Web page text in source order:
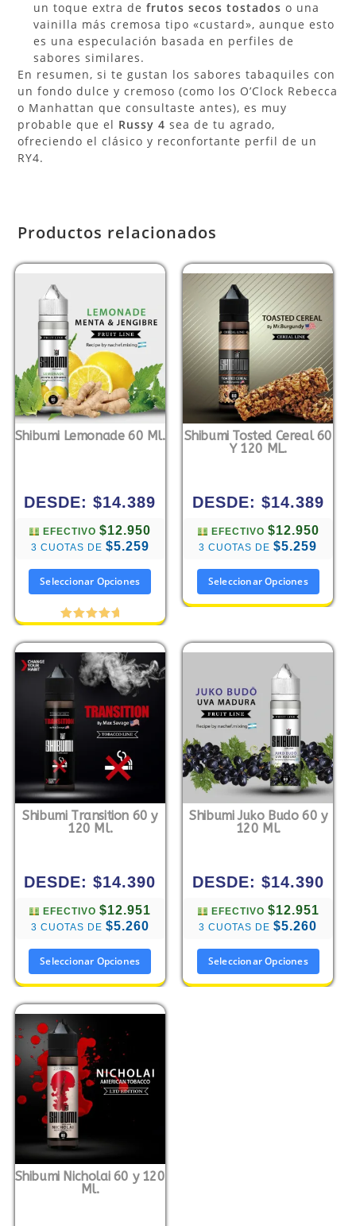
un toque extra defrutos secos tostados o una
vainilla más cremosa tipo «custard», aunque esto
es una especulación basada en perfiles de
sabores similares.
En resumen, si te gustan los sabores tabaquiles con
un fondo dulce y cremoso (como los O’Clock Rebecca
o Manhattan que consultaste antes), es muy
probable que el Russy 4 sea de tu agrado,
ofreciendo el clásico y reconfortante perfil de un
RY4.
Productos relacionados
Shibumi Lemonade 60 Ml.
DESDE:$14.389
EFECTIVO$12.950
3 CUOTAS DE $5.259
Seleccionar Opciones
de 5
Shibumi Tosted Cereal 60
Y 120 ML.
DESDE: $14.389
EFECTIVO $12.950
3 CUOTAS DE$5.259
Seleccionar Opciones
Shibumi Transition 60 y
120 Ml.
DESDE:$14.390
EFECTIVO$12.951
3 CUOTAS DE $5.260
Seleccionar Opciones
Shibumi Juko Budo 60 y
120 Ml.
DESDE: $14.390
EFECTIVO $12.951
3 CUOTAS DE$5.260
Seleccionar Opciones
Shibumi Nicholai 60 y 120
Ml.